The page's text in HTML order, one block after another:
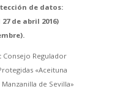
de datos:
de abril 2016)
Consejo Regulador
«Aceituna
de Sevilla»